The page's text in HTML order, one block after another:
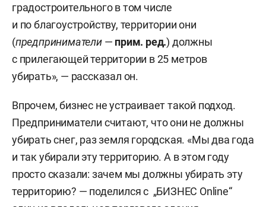
градостроительного в том числе
и по благоустройству, территории они
(предприниматели — прим. ред.) должны
с прилегающей территории в 25 метров
убирать», — рассказал он.
Впрочем, бизнес не устраивает такой подход.
Предприниматели считают, что они не должны
убирать снег, раз земля городская. «Мы два года
и так убирали эту территорию. А в этом году
просто сказали: зачем мы должны убирать эту
территорию? — поделился с „БИЗНЕС Online“